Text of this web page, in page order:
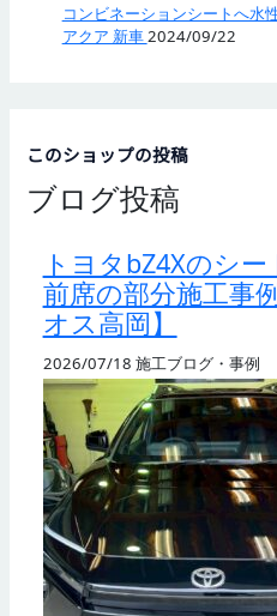
コンビネーションシートへ水
アクア 新車2024/09/22
このショップの投稿
ブログ投稿
トヨタbZ4Xのシ
前席の部分施工事
オス高岡】
2026/07/18 施工ブログ・事例